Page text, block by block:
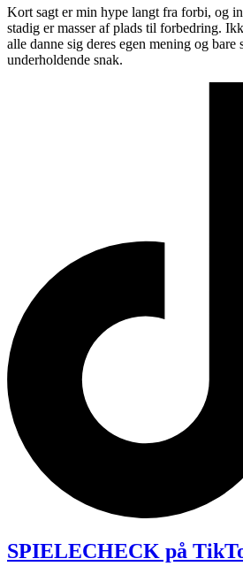
Kort sagt er min hype langt fra forbi, og
stadig er masser af plads til forbedring.
alle danne sig deres egen mening og bare
underholdende snak.
SPIELECHECK på